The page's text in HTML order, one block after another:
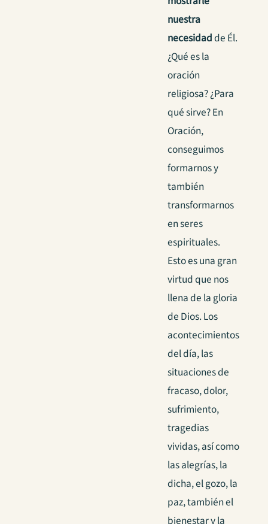
nuestra
necesidadde Él.
¿Qué es la
oración
religiosa? ¿Para
qué sirve? En
Oración,
conseguimos
formarnos y
también
transformarnos
en seres
espirituales.
Esto es una gran
virtud que nos
llena de la gloria
de Dios. Los
acontecimientos
del día, las
situaciones de
fracaso, dolor,
sufrimiento,
tragedias
vividas, así como
las alegrías, la
dicha, el gozo, la
paz, también el
bienestar y la